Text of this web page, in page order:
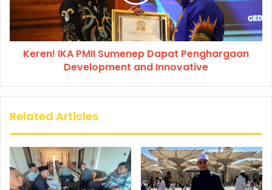
Keren! IKA PMII Sumenep Dapat Penghargaan
Development and Innovative
Related Articles